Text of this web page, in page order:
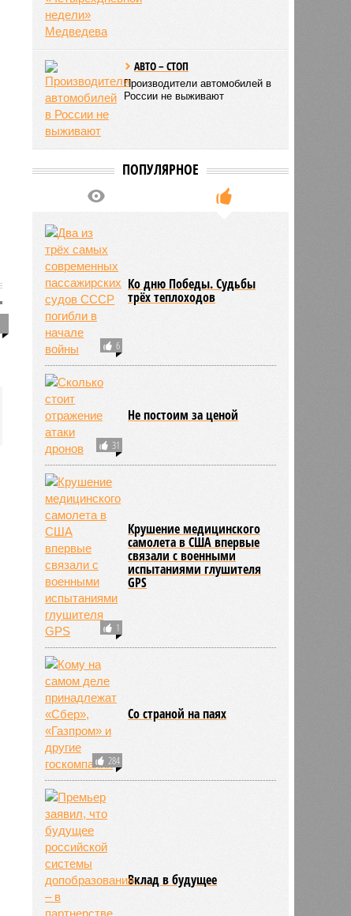
АВТО – СТОП
Производители автомобилей в
России не выживают
ПОПУЛЯРНОЕ
6
Ко дню Победы. Судьбы
трёх теплоходов
31
Не постоим за ценой
1
Крушение медицинского
самолета в США впервые
связали с военными
испытаниями глушителя
GPS
284
Со страной на паях
Вклад в будущее